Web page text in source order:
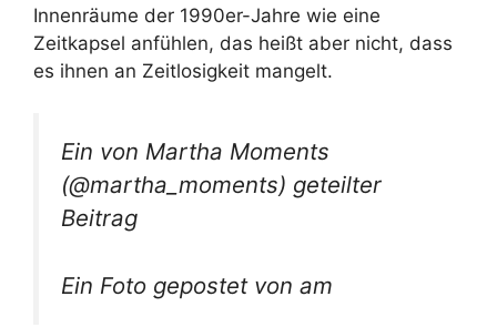
Innenräume der 1990er-Jahre wie eine
Zeitkapsel anfühlen, das heißt aber nicht, dass
es ihnen an Zeitlosigkeit mangelt.
Ein von Martha Moments
(@martha_moments) geteilter
Beitrag
Ein Foto gepostet von am